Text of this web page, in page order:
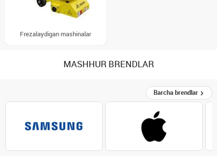
Frezalaydigan mashinalar
MASHHUR BRENDLAR
Barcha brendlar